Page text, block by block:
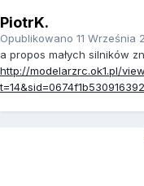
PiotrK.
Opublikowano 11 Września
a propos małych silników
http://modelarzrc.ok1.pl/